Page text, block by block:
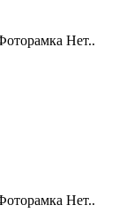
Нет..
Нет..